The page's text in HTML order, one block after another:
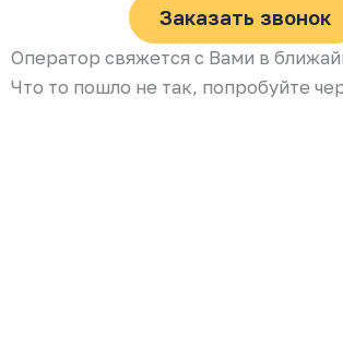
Заказать звонок
Оператор свяжется с Вами в
Что то пошло не так, попробуйте